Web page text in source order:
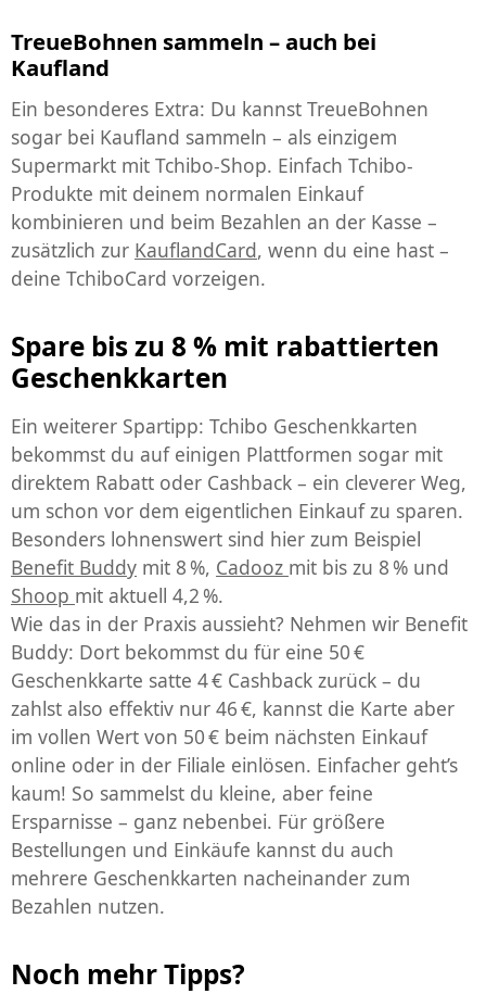
TreueBohnen sammeln – auch bei
Kaufland
Ein besonderes Extra: Du kannst TreueBohnen
sogar bei Kaufland sammeln – als einzigem
Supermarkt mit Tchibo-Shop. Einfach Tchibo-
Produkte mit deinem normalen Einkauf
kombinieren und beim Bezahlen an der Kasse –
zusätzlich zur KauflandCard, wenn du eine hast –
deine TchiboCard vorzeigen.
Spare bis zu 8 % mit rabattierten
Geschenkkarten
Ein weiterer Spartipp: Tchibo Geschenkkarten
bekommst du auf einigen Plattformen sogar mit
direktem Rabatt oder Cashback – ein cleverer Weg,
um schon vor dem eigentlichen Einkauf zu sparen.
Besonders lohnenswert sind hier zum Beispiel
Benefit Buddy mit 8 %, Cadooz mit bis zu 8 % und
Shoop mit aktuell 4,2 %.
Wie das in der Praxis aussieht? Nehmen wir Benefit
Buddy: Dort bekommst du für eine 50 €
Geschenkkarte satte 4 € Cashback zurück – du
zahlst also effektiv nur 46 €, kannst die Karte aber
im vollen Wert von 50 € beim nächsten Einkauf
online oder in der Filiale einlösen. Einfacher geht’s
kaum! So sammelst du kleine, aber feine
Ersparnisse – ganz nebenbei. Für größere
Bestellungen und Einkäufe kannst du auch
mehrere Geschenkkarten nacheinander zum
Bezahlen nutzen.
Noch mehr Tipps?